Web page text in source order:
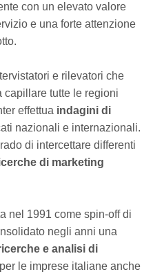
con un elevato valore
e una forte attenzione
e rilevatori che
capillare tutte le regioni
effettua indagini di
nazionali e internazionali.
di intercettare differenti
di marketing
nel 1991 come spin-off di
negli anni una
e analisi di
le imprese italiane anche